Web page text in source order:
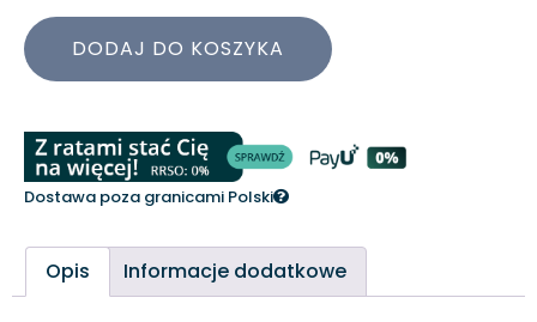
DODAJ DO KOSZYKA
Dostawa poza granicami Polski
Opis Informacje dodatkowe